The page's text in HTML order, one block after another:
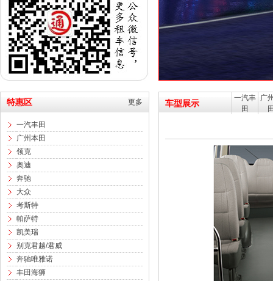
特惠区 更多
一汽丰田
广州本田
领克
奥迪
奔驰
大众
考斯特
帕萨特
凯美瑞
别克君越/君威
奔驰唯雅诺
丰田海狮
车型展示
一汽丰
田
广